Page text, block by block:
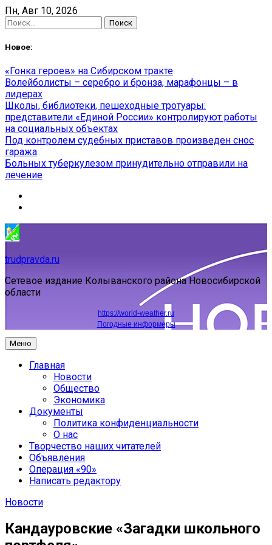
Skip
to
content
Пн, Авг 10, 2026
Найти:
Новое:
«Гонка героев» на Сибирском тракте
Волейболисты – серебро и бронза, марафонцы – в
лидерах
Школы, библиотеки, пешеходные тротуары:
представители «Единой России» контролируют работы
на социальных объектах
Под контролем судебных приставов произведен снос
гаража
Больных туберкулезом принудительно отправили на
лечение
trudpravda.ru
Сетевое издание Колыванского района Новосибирской
области
https://world-weather.ru
Погодные информеры
Меню
Главная
Новости
Общество
Экономика
Документы
Политика конфиденциальности
О нас
Творчество наших читателей
Объявления
Операция «90»
Написать редактору
Новости
Кандауровские «Загадки школьного